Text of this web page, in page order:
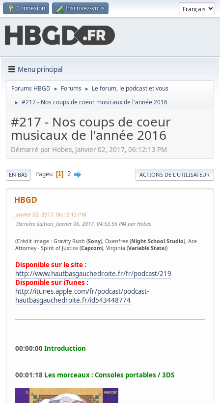
Connexion Inscrivez-vous
Menu principal
Forums HBGD ► Forums ► Le forum, le podcast et vous
► #217 - Nos coups de coeur musicaux de l'année 2016
#217 - Nos coups de coeur
musicaux de l'année 2016
Démarré par Hobes, Janvier 02, 2017, 06:12:13 PM
EN BAS Pages 1 2 ACTIONS DE L'UTILISATEUR
HBGD
Janvier 02, 2017, 06:12:13 PM
Dernière édition: Janvier 06, 2017, 04:53:56 PM par Hobes
(Crédit image : Gravity Rush (Sony), Oxenfree (Night School Studio), Ace
Attorney - Spirit of Justice (Capcom), Virginia (Variable State))
Disponible sur le site :
http://www.hautbasgauchedroite.fr/fr/podcast/219
Disponible sur iTunes :
http://itunes.apple.com/fr/podcast/podcast-
hautbasgauchedroite.fr/id543448774
00:00:00 Introduction
00:01:18 Les morceaux : Consoles portables / 3DS